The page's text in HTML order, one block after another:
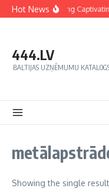
Hot NewsCrafting
444.LV
BALTIJAS UZŅĒMUMU
Showing the single result